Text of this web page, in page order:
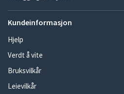
Kundeinformasjon
Hjelp
Verdt å vite
Bruksvilkår
Leievilkår